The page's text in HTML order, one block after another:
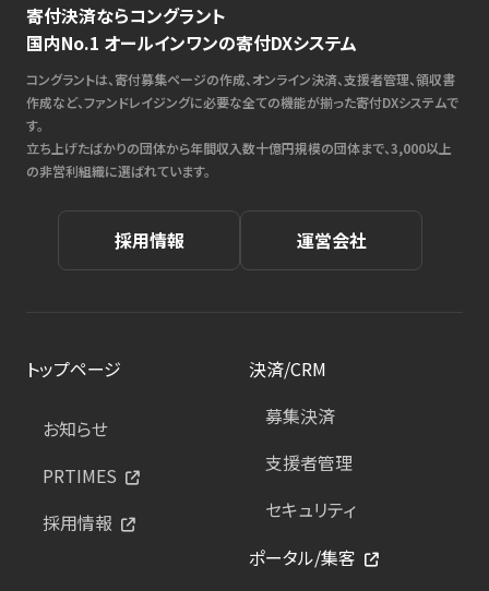
寄付決済ならコングラント
国内No.1 オールインワンの寄付DXシステム
コングラントは、寄付募集ページの作成、オンライン決済、支援者管理、領収書
作成など、ファンドレイジングに必要な全ての機能が揃った寄付DXシステムで
す。
立ち上げたばかりの団体から年間収入数十億円規模の団体まで、3,000以上
の非営利組織に選ばれています。
採用情報 運営会社
トップページ
お知らせ
PRTIMES
採用情報
決済/CRM
募集決済
支援者管理
セキュリティ
ポータル/集客